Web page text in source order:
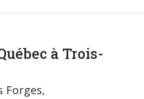
à Trois-
Forges,